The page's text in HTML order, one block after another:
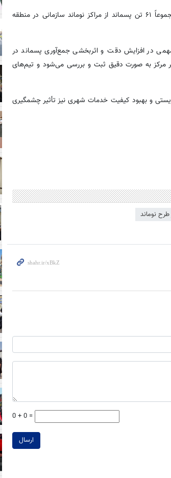
به نقل از روابط عمومی شهرداری منطقه ۱۹، در فروردین‌ماه سال جاری، مجموعاً ۶۱ تن پسماند از مراکز نوماند سازمانی در منطقه
در افزایش دقت و اثربخشی جمع‌آوری پسماند در
هر مرکز به صورت دقیق ثبت و بررسی می‌شود و تیم‌های
و بهبود کیفیت خدمات شهری نیز تأثیر چشمگیری
نوماند
0 + 0 =
ارسال